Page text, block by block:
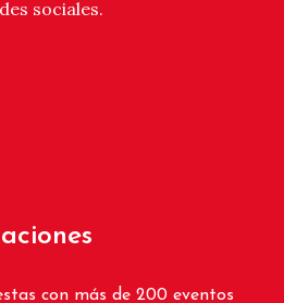
sociales.
con más de 200 eventos